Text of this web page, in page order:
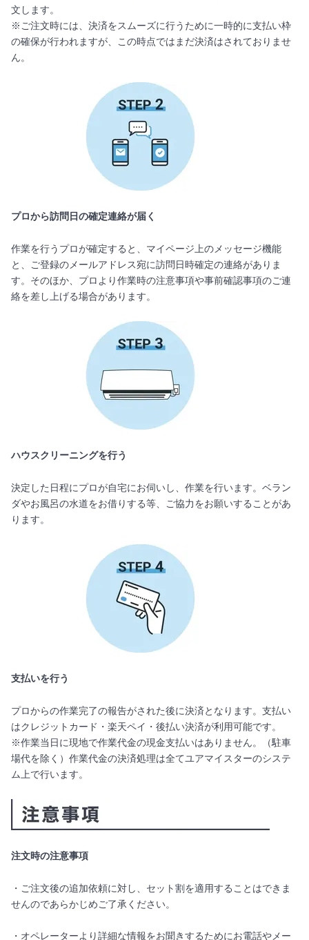
文します。
※ご注文時には、決済をスムーズに行うために一時的に支払い枠
の確保が行われますが、この時点ではまだ決済はされておりませ
ん。
プロから訪問日の確定連絡が届く
作業を行うプロが確定すると、マイページ上のメッセージ機能
と、ご登録のメールアドレス宛に訪問日時確定の連絡がありま
す。そのほか、プロより作業時の注意事項や事前確認事項のご連
絡を差し上げる場合があります。
ハウスクリーニングを行う
決定した日程にプロが自宅にお伺いし、作業を行います。ベラン
ダやお風呂の水道をお借りする等、ご協力をお願いすることがあ
ります。
支払いを行う
プロからの作業完了の報告がされた後に決済となります。支払い
はクレジットカード・楽天ペイ・後払い決済が利用可能です。
※作業当日に現地で作業代金の現金支払いはありません。（駐車
場代を除く）作業代金の決済処理は全てユアマイスターのシステ
ム上で行います。
注文時の注意事項
・ご注文後の追加依頼に対し、セット割を適用することはできま
せんのであらかじめご了承ください。
・オペレーターより詳細な情報をお聞きするためにお電話やメー